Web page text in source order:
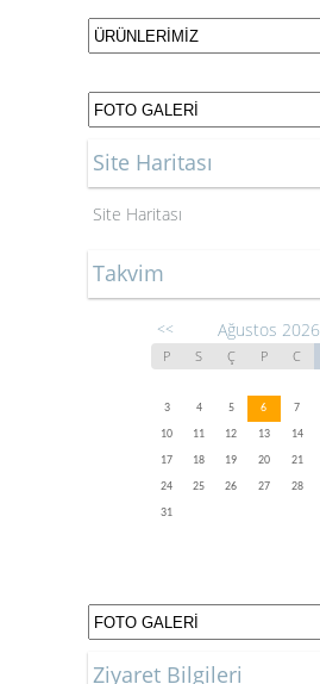
Site Haritası
Site Haritası
Takvim
<< Ağustos 2026
P S Ç P C
3
4 5 6 7
10
11 12 13 14
17
18 19 20 21
24
25 26 27 28
31
Ziyaret Bilgileri